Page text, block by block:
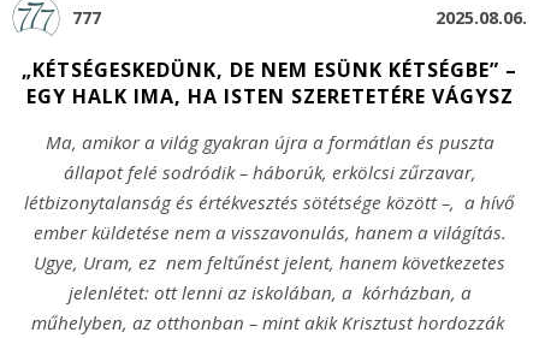
777 2025.08.06.
„KÉTSÉGESKEDÜNK, DE NEM ESÜNK KÉTSÉGBE” –
EGY HALK IMA, HA ISTEN SZERETETÉRE VÁGYSZ
Ma, amikor a világ gyakran újra a formátlan és puszta
állapot felé sodródik – háborúk, erkölcsi zűrzavar,
létbizonytalanság és értékvesztés sötétsége között –, a hívő
ember küldetése nem a visszavonulás, hanem a világítás.
Ugye, Uram, ez nem feltűnést jelent, hanem következetes
jelenlétet: ott lenni az iskolában, a kórházban, a
műhelyben, az otthonban – mint akik Krisztust hordozzák